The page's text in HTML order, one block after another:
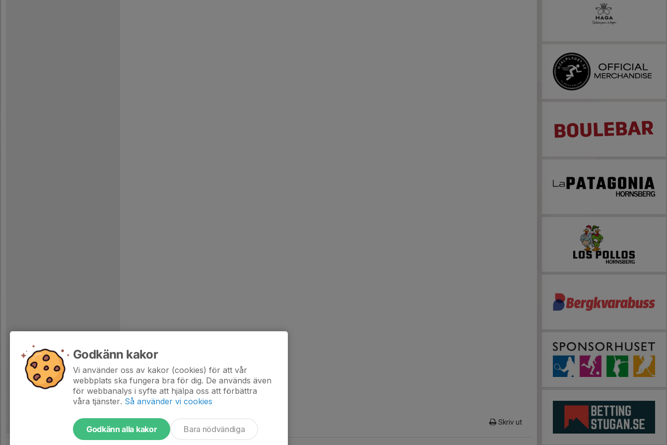
Skriv ut
Godkänn kakor
Vi använder oss av kakor (cookies) för att vår
webbplats ska fungera bra för dig. De används även
för webbanalys i syfte att hjälpa oss att förbättra
våra tjänster. Så använder vi cookies
Godkänn alla kakor Bara nödvändiga